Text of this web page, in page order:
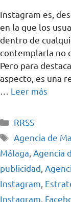
Instagram es,
en la que los
dentro de
contemplarla no
Pero para
aspecto, es una
Leer más
RRSS
Agencia de
Málaga Agencia
publicidad
Instagram
Instagram